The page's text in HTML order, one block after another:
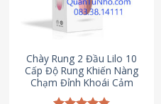
Chày Rung 2 Đầu Lilo 10
Cấp Độ Rung Khiến Nàng
Chạm Đỉnh Khoái Cảm